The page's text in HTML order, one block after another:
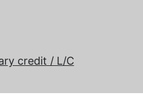
credit / L/C